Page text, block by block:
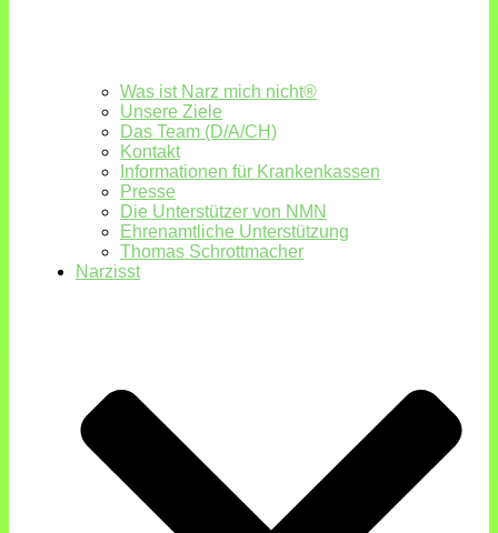
Was ist Narz mich nicht®
Unsere Ziele
Das Team (D/A/CH)
Kontakt
Informationen für Krankenkassen
Presse
Die Unterstützer von NMN
Ehrenamtliche Unterstützung
Thomas Schrottmacher
Narzisst